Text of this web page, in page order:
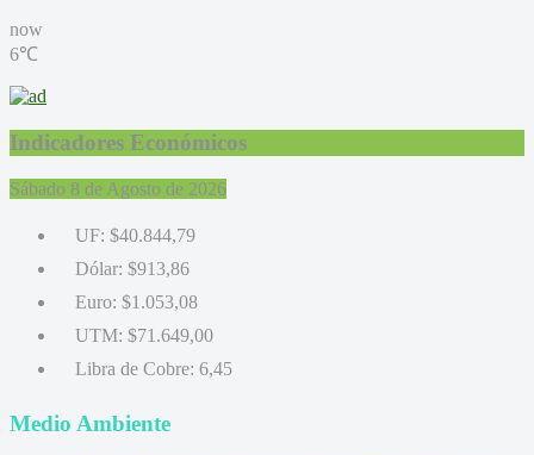
now
6℃
Indicadores Económicos
Sábado 8 de Agosto de 2026
UF: $40.844,79
Dólar: $913,86
Euro: $1.053,08
UTM: $71.649,00
Libra de Cobre: 6,45
Medio Ambiente